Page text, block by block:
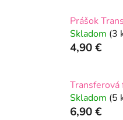
Prášok
Skladom (3
4,90 €
Skladom (5
6,90 €